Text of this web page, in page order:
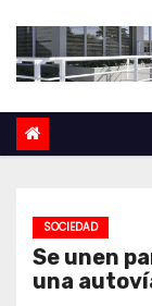
SOCIEDAD
Se unen
una